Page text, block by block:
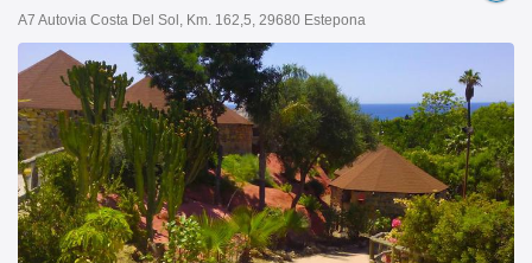
A7 Autovia Costa Del Sol, Km. 162,5, 29680 Estepona